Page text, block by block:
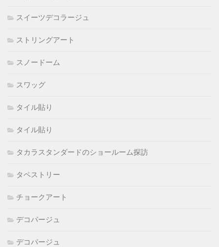
スイーツデコラージュ
ストリングアート
スノードーム
スワッグ
タイル貼り
タイル貼り
タカラスタンダードのショールーム探訪
タペストリー
チョークアート
デコパージュ
デコパージュ